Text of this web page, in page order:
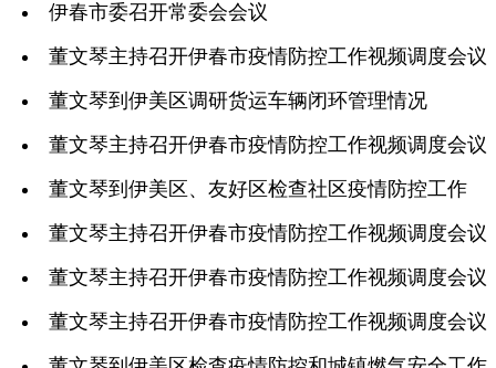
伊春市委召开常委会会议
董文琴主持召开伊春市疫情防控工作视频调度会议
董文琴到伊美区调研货运车辆闭环管理情况
董文琴主持召开伊春市疫情防控工作视频调度会议
董文琴到伊美区、友好区检查社区疫情防控工作
董文琴主持召开伊春市疫情防控工作视频调度会议
董文琴主持召开伊春市疫情防控工作视频调度会议
董文琴主持召开伊春市疫情防控工作视频调度会议